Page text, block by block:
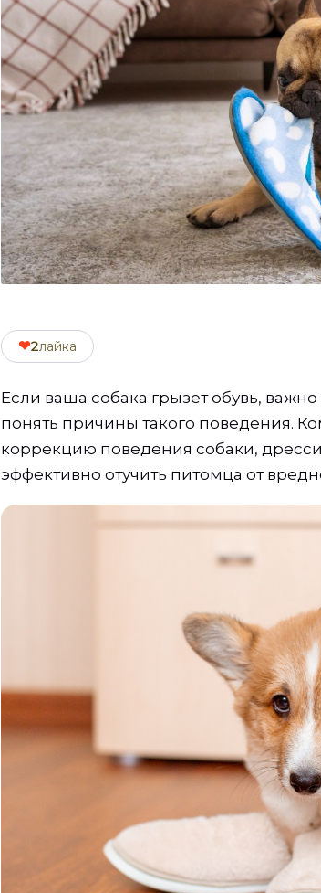
❤2лайка
Если ваша собака грызет обувь,
понять причины такого поведения.
коррекцию поведения собаки,
эффективно отучить питомца от